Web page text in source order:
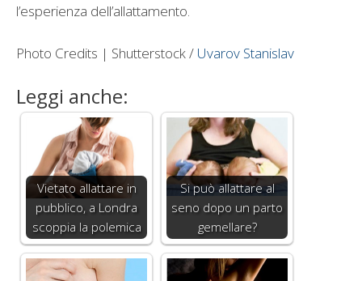
l’esperienza dell’allattamento.
Photo Credits | Shutterstock / Uvarov Stanislav
Leggi anche:
Vietato allattare in
pubblico, a Londra
scoppia la polemica
Si può allattare al
seno dopo un parto
gemellare?